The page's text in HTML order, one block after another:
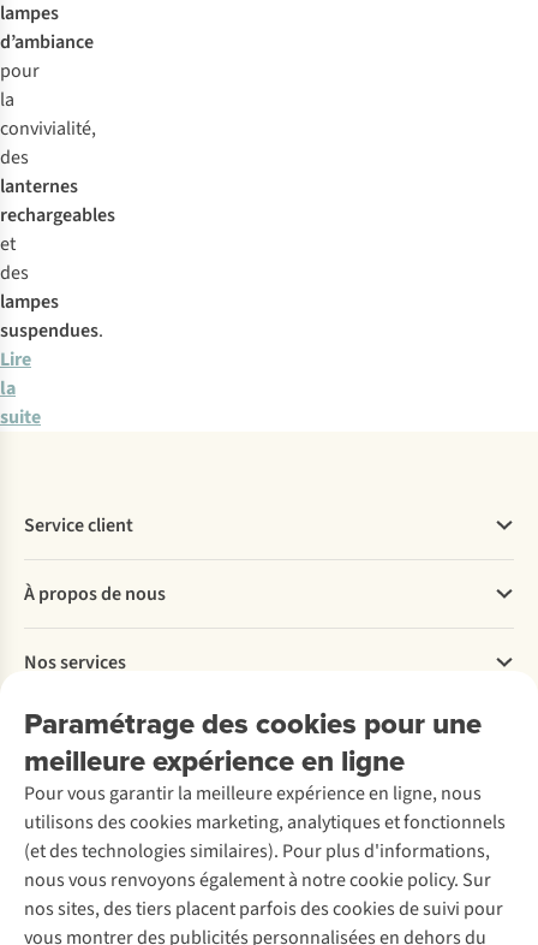
lampes
d’ambiance
pour
la
convivialité,
des
lanternes
rechargeables
et
des
lampes
suspendues.
Lire
la
suite
Paramétrage des cookies pour une
meilleure expérience en ligne
Pour vous garantir la meilleure expérience en ligne, nous
utilisons des cookies marketing, analytiques et fonctionnels
(et des technologies similaires). Pour plus d'informations,
nous vous renvoyons également à notre cookie policy. Sur
nos sites, des tiers placent parfois des cookies de suivi pour
vous montrer des publicités personnalisées en dehors du
Service client
Commander
Payer
Livraison
Rétractation d'une commande
Entretien & réparations
Garantie
Contactez-nous
À propos de nous
Explore More
À propos d’Ayacucho
Nos magasins
À propos d’A.S.Adventure
Déclaration d'accessibilité
Nos services
Location / Location sports d’hiver
Seconde-main
Entretien de ski
Service de lavage
Entretien de chaussures
Réparation de chaussures
Réparation de vêtements
Retouches
Découvrez
Explore Camp
Gear Check
Expertise & conseils
Abonnez-vous à la newsletter